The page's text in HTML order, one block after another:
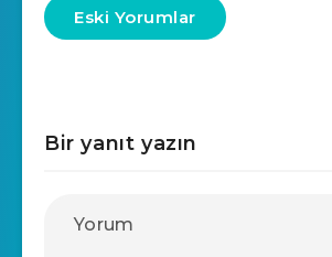
Eski Yorumlar
Bir yanıt yazın